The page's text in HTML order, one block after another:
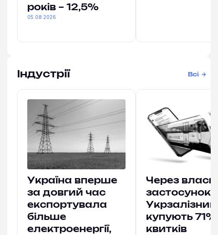
років – 12,5%
05.08.2026
Індустрії Всі
Україна вперше
за довгий час
експортувала
більше
електроенергії,
Через
застосунок
купують 71%
квитків